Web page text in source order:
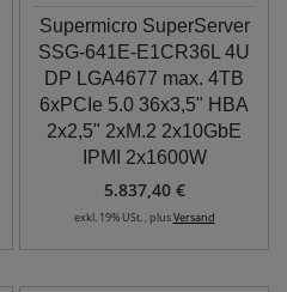
Supermicro SuperServer
SSG-641E-E1CR36L 4U
DP LGA4677 max. 4TB
6xPCIe 5.0 36x3,5" HBA
2x2,5" 2xM.2 2x10GbE
IPMI 2x1600W
5.837,40 €
exkl. 19% USt. , plusVersand